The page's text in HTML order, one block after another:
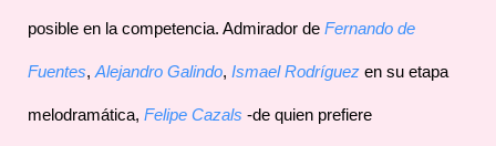
posible en la competencia. Admirador de Fernando de
Fuentes, Alejandro Galindo, Ismael Rodríguez en su etapa
melodramática, Felipe Cazals -de quien prefiere